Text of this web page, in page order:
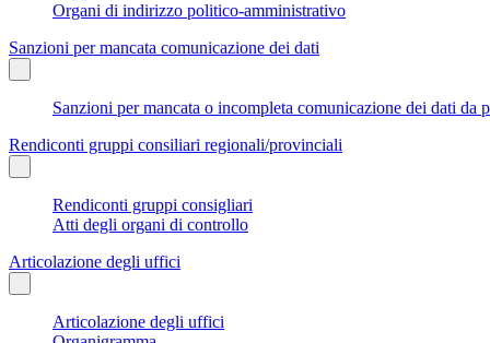
Organi di indirizzo politico-amministrativo
Sanzioni per mancata comunicazione dei dati
Sanzioni per mancata o incompleta comunicazione dei dati
Rendiconti gruppi consiliari regionali/provinciali
Rendiconti gruppi consigliari
Atti degli organi di controllo
Articolazione degli uffici
Articolazione degli uffici